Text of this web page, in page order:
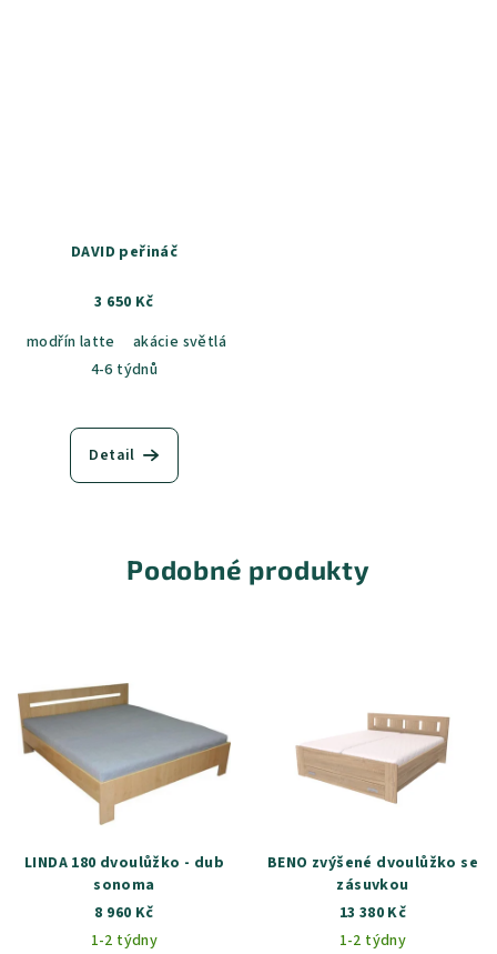
DAVID peřináč
3 650 Kč
modřín latte
akácie světlá
4-6 týdnů
Detail
Podobné produkty
LINDA 180 dvoulůžko - dub
sonoma
8 960 Kč
1-2 týdny
BENO zvýšené dvoulůžko se
zásuvkou
13 380 Kč
1-2 týdny